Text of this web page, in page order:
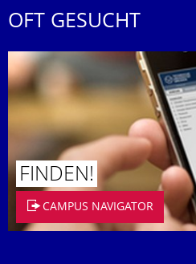
OFT GESUCHT
FINDEN!
CAMPUS NAVIGATOR